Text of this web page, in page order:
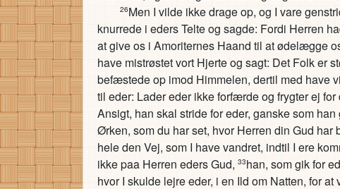
26Men I vilde ikke drage op, og I vare
knurrede i eders Telte og sagde: Fordi Herren
at give os i Amoriternes Haand til at ødelægge
have mistrøstet vort Hjerte og sagt: Det Folk er
befæstede op imod Himmelen, dertil med have
til eder: Lader eder ikke forfærde og frygter ej for
Ansigt, han skal stride for eder, ganske som
Ørken, som du har set, hvor Herren din Gud
hele den Vej, som I have vandret, indtil I ere
ikke paa Herren eders Gud, 33han, som gik for
hvor I skulde lejre eder, i en Ild om Natten, for